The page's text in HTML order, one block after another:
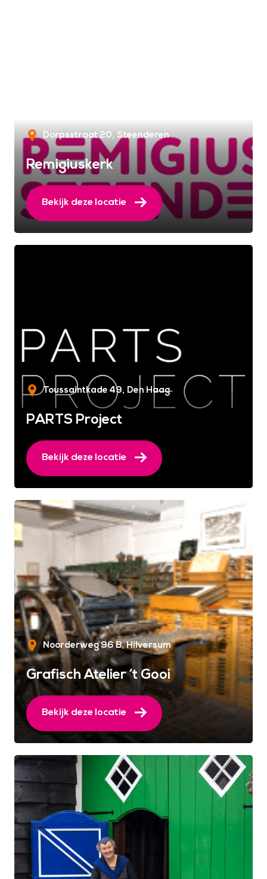
Dorpsstraat 20 Steenderen
Remigiuskerk
Bekijk deze locatie
Toussaintkade 49 Den Haag
PARTS Project
Bekijk deze locatie
Noorderweg 96 B Hilversum
Grafisch Atelier ‘t Gooi
Bekijk deze locatie